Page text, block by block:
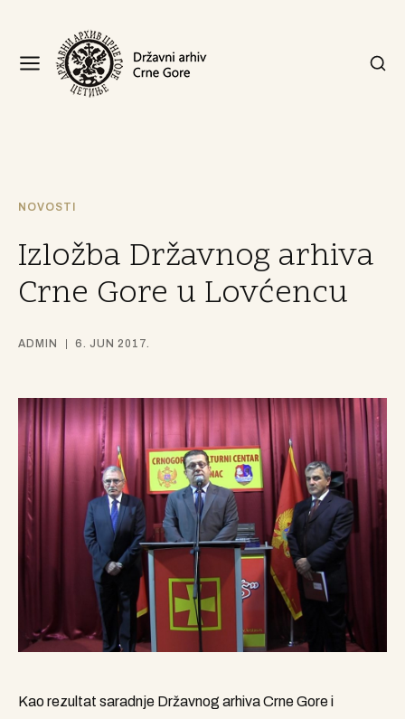
NOVOSTI
Izložba Državnog arhiva
Crne Gore u Lovćencu
ADMIN 6. JUN 2017.
Kao rezultat saradnje Državnog arhiva Crne Gore i